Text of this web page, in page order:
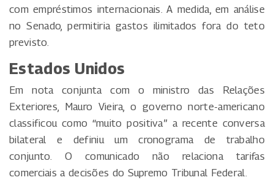
com empréstimos internacionais. A medida, em análise
no Senado, permitiria gastos ilimitados fora do teto
previsto.
Estados Unidos
Em nota conjunta com o ministro das Relações
Exteriores, Mauro Vieira, o governo norte-americano
classificou como “muito positiva” a recente conversa
bilateral e definiu um cronograma de trabalho
conjunto. O comunicado não relaciona tarifas
comerciais a decisões do Supremo Tribunal Federal.